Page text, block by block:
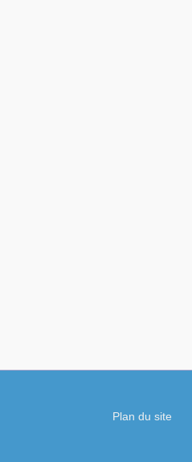
Plan du site